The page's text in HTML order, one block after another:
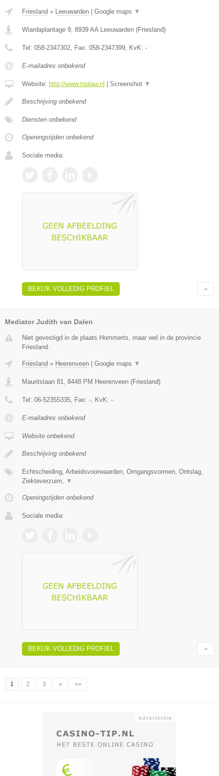
Friesland » Leeuwarden Google maps ▼
Wiardaplantage 9, 8939 AA Leeuwarden (Friesland)
Tel: 058-2347302, Fax: 058-2347399, KvK: -
E-mailadres onbekend
Website: http://www.triplaw.nl Screenshot ▼
Beschrijving onbekend
Diensten onbekend
Openingstijden onbekend
Sociale media:
BEKIJK VOLLEDIG PROFIEL
Mediator Judith van Dalen
Niet gevestigd in de plaats Hommerts, maar wel in de provincie
Friesland.
Friesland » Heerenveen Google maps ▼
Mauritslaan 81 8448 PM Heerenveen (Friesland)
Tel: 06-52355335 , Fax: - , KvK: -
E-mailadres onbekend
Website onbekend
Beschrijving onbekend
Echtscheiding, Arbeidsvoorwaarden, Omgangsvormen, Ontslag,
Ziekteverzuim,
▼
Openingstijden onbekend
Sociale media:
BEKIJK VOLLEDIG PROFIEL
1 2 3 » »»